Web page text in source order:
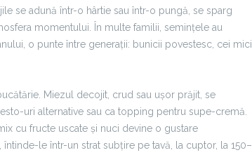
se adună într-o hârtie sau într-o pungă, se sparg
momentului. În multe familii, semințele au
o punte între generații: bunicii povestesc, cei mici
Miezul decojit, crud sau ușor prăjit, se
uri alternative sau ca topping pentru supe-cremă.
cu fructe uscate și nuci devine o gustare
le într-un strat subțire pe tavă, la cuptor, la 150–